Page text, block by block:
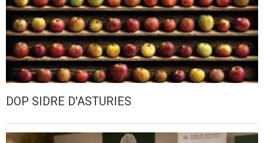
DOP SIDRE D'ASTURIES